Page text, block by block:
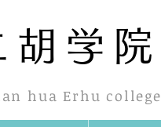
胡学院
hua Erhu college